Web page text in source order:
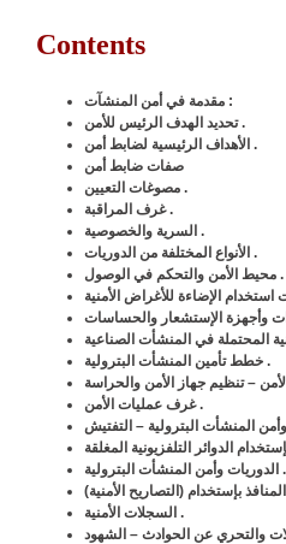
Contents
:
تحديد الهدف الرئيس للأمن .
الأهداف الرئيسية لضابط أمن .
صفات ضابط أمن
مصوغات التعيين .
غرف المراقبة .
السرية والخصوصية .
الأنواع المختلفة من الدوريات .
محيط الأمن والتحكم في الوصول .
خطط تأمين المنشأت البترولية .
غرف عمليات الأمن .
الدوريات وأمن المنشأت البترولية .
السجلات الأمنية .
والتحري عن الحوادث – الشهود